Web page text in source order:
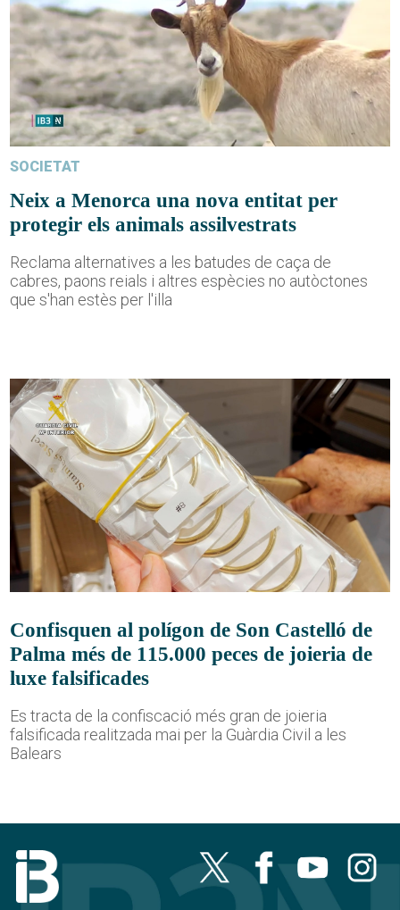
SOCIETAT
Neix a Menorca una nova entitat per
protegir els animals assilvestrats
Reclama alternatives a les batudes de caça de
cabres, paons reials i altres espècies no autòctones
que s'han estès per l'illa
Confisquen al polígon de Son Castelló de
Palma més de 115.000 peces de joieria de
luxe falsificades
Es tracta de la confiscació més gran de joieria
falsificada realitzada mai per la Guàrdia Civil a les
Balears